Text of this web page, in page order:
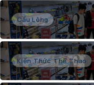
Cầu Lông
Kiến Thức Thể Thao